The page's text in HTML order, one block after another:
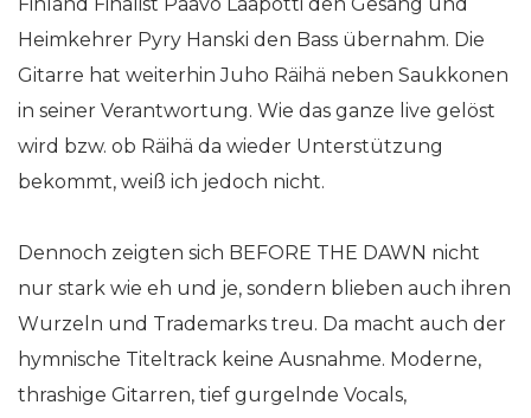
Heimkehrer Pyry Hanski den Bass übernahm. Die
Gitarre hat weiterhin Juho Räihä neben Saukkonen
in seiner Verantwortung. Wie das ganze live gelöst
wird bzw. ob Räihä da wieder Unterstützung
bekommt, weiß ich jedoch nicht.
Dennoch zeigten sich BEFORE THE DAWN nicht
nur stark wie eh und je, sondern blieben auch ihren
Wurzeln und Trademarks treu. Da macht auch der
hymnische Titeltrack keine Ausnahme. Moderne,
thrashige Gitarren, tief gurgelnde Vocals,